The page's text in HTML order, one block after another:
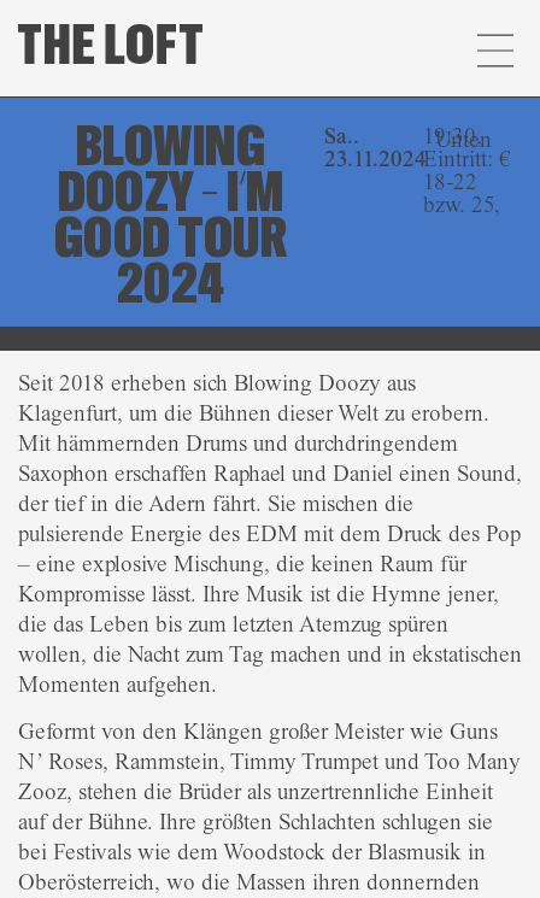
BLOWING
DOOZY – I’M
GOOD TOUR
2024
Sa..
23.11.2024
19:30,
Eintritt: €
18-22
bzw. 25,
Unten
Seit 2018 erheben sich Blowing Doozy aus
Klagenfurt, um die Bühnen dieser Welt zu erobern.
Mit hämmernden Drums und durchdringendem
Saxophon erschaffen Raphael und Daniel einen Sound,
der tief in die Adern fährt. Sie mischen die
pulsierende Energie des EDM mit dem Druck des Pop
– eine explosive Mischung, die keinen Raum für
Kompromisse lässt. Ihre Musik ist die Hymne jener,
die das Leben bis zum letzten Atemzug spüren
wollen, die Nacht zum Tag machen und in ekstatischen
Momenten aufgehen.
Geformt von den Klängen großer Meister wie Guns
N’ Roses, Rammstein, Timmy Trumpet und Too Many
Zooz, stehen die Brüder als unzertrennliche Einheit
auf der Bühne. Ihre größten Schlachten schlugen sie
bei Festivals wie dem Woodstock der Blasmusik in
Oberösterreich, wo die Massen ihren donnernden